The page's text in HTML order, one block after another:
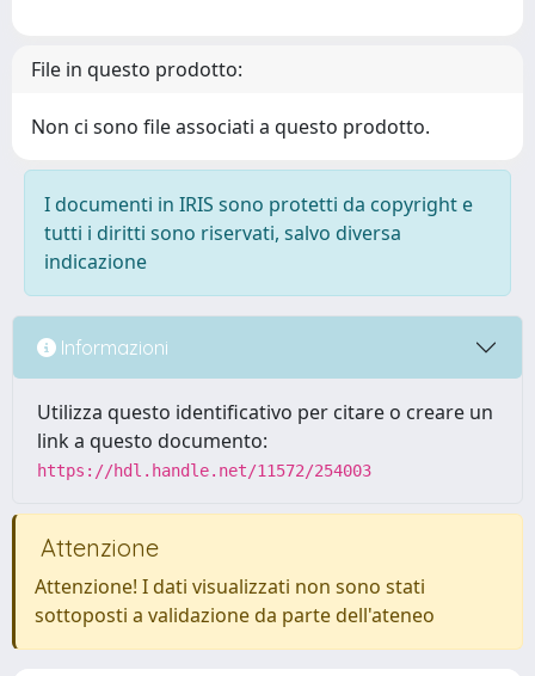
File in questo prodotto:
Non ci sono file associati a questo prodotto.
I documenti in IRIS sono protetti da copyright e
tutti i diritti sono riservati, salvo diversa
indicazione
Informazioni
Utilizza questo identificativo per citare o creare un
link a questo documento:
https://hdl.handle.net/11572/254003
Attenzione
Attenzione! I dati visualizzati non sono stati
sottoposti a validazione da parte dell'ateneo